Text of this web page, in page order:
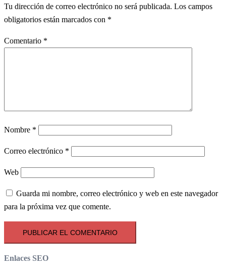
Tu dirección de correo electrónico no será publicada. Los campos
obligatorios están marcados con *
Comentario *
Nombre *
Correo electrónico *
Web
Guarda mi nombre, correo electrónico y web en este navegador
para la próxima vez que comente.
Enlaces SEO